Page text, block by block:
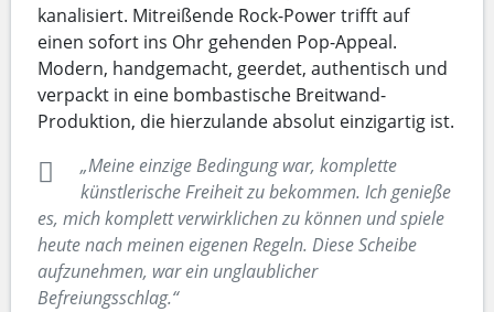
kanalisiert. Mitreißende Rock-Power trifft auf
einen sofort ins Ohr gehenden Pop-Appeal.
Modern, handgemacht, geerdet, authentisch und
verpackt in eine bombastische Breitwand-
Produktion, die hierzulande absolut einzigartig ist.
„Meine einzige Bedingung war, komplette
künstlerische Freiheit zu bekommen. Ich genieße
es, mich komplett verwirklichen zu können und spiele
heute nach meinen eigenen Regeln. Diese Scheibe
aufzunehmen, war ein unglaublicher
Befreiungsschlag.“